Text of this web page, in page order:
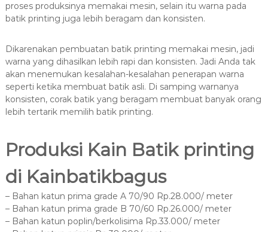
proses produksinya memakai mesin, selain itu warna pada
batik printing juga lebih beragam dan konsisten.
Dikarenakan pembuatan batik printing memakai mesin, jadi
warna yang dihasilkan lebih rapi dan konsisten. Jadi Anda tak
akan menemukan kesalahan-kesalahan penerapan warna
seperti ketika membuat batik asli. Di samping warnanya
konsisten, corak batik yang beragam membuat banyak orang
lebih tertarik memilih batik printing.
Produksi Kain Batik printing
di Kainbatikbagus
– Bahan katun prima grade A 70/90 Rp.28.000/ meter
– Bahan katun prima grade B 70/60 Rp.26.000/ meter
– Bahan katun poplin/berkolisima Rp.33.000/ meter